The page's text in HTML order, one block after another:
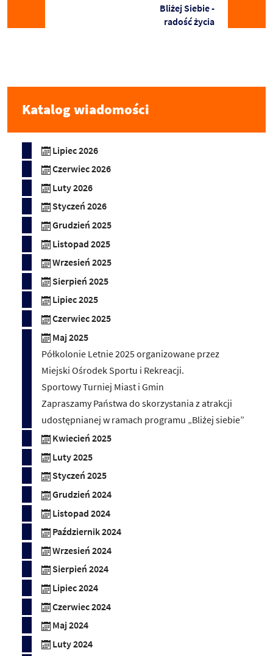
Bliżej Siebie -
radość życia
Katalog wiadomości
Lipiec 2026
Czerwiec 2026
Luty 2026
Styczeń 2026
Grudzień 2025
Listopad 2025
Wrzesień 2025
Sierpień 2025
Lipiec 2025
Czerwiec 2025
Maj 2025
Półkolonie Letnie 2025 organizowane przez
Miejski Ośrodek Sportu i Rekreacji.
Sportowy Turniej Miast i Gmin
Zapraszamy Państwa do skorzystania z atrakcji
udostępnianej w ramach programu „Bliżej siebie”
Kwiecień 2025
Luty 2025
Styczeń 2025
Grudzień 2024
Listopad 2024
Październik 2024
Wrzesień 2024
Sierpień 2024
Lipiec 2024
Czerwiec 2024
Maj 2024
Luty 2024